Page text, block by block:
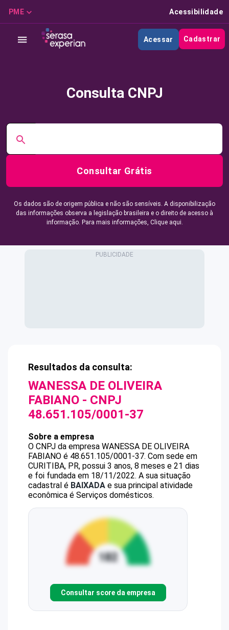
PME Acessibilidade
Acessar Cadastrar
Consulta CNPJ
Consultar Grátis
Os dados são de origem pública e não são sensíveis. A disponibilização
das informações observa a legislação brasileira e o direito de acesso à
informação. Para mais informações, Clique aqui.
Resultados da consulta:
WANESSA DE OLIVEIRA
FABIANO - CNPJ
48.651.105/0001-37
Sobre a empresa
O CNPJ da empresa WANESSA DE OLIVEIRA
FABIANO é 48.651.105/0001-37. Com sede em
CURITIBA, PR, possui 3 anos, 8 meses e 21 dias
e foi fundada em 18/11/2022. A sua situação
cadastral é BAIXADA e sua principal atividade
econômica é Serviços domésticos.
Consultar score da empresa